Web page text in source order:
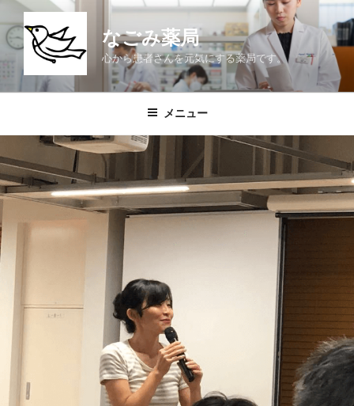
ン
テ
ッ
プ
なごみ薬局
心から患者さんを元気にする薬局です。
メニュー